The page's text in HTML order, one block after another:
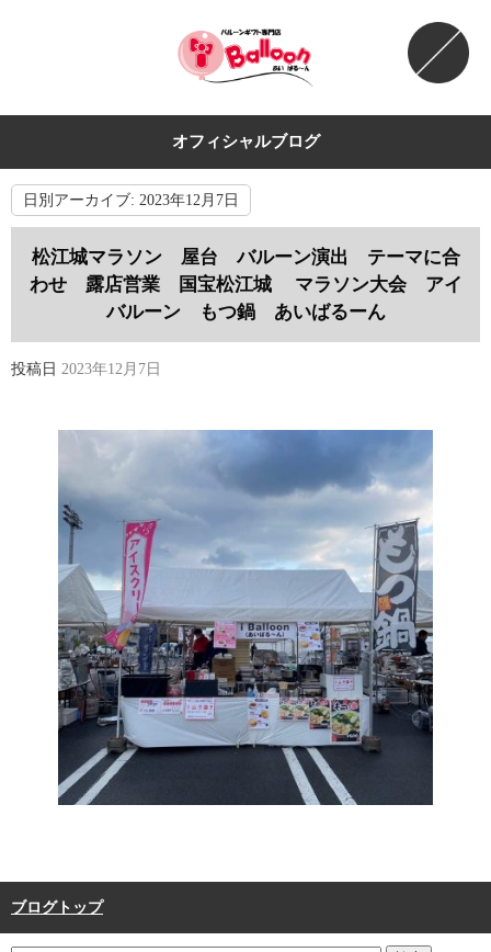
オフィシャルブログ
日別アーカイブ: 2023年12月7日
松江城マラソン 屋台 バルーン演出 テーマに合
わせ 露店営業 国宝松江城 マラソン大会 アイ
バルーン もつ鍋 あいばるーん
投稿日 2023年12月7日
ブログトップ